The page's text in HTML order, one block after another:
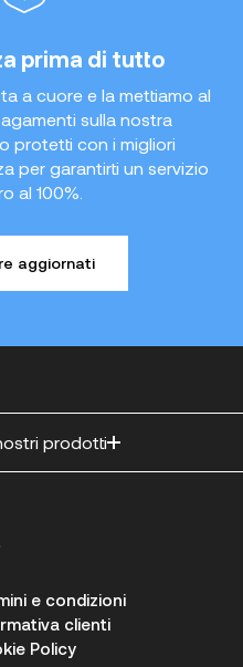
prima di tutto
a cuore e la mettiamo al
sulla nostra
protetti con i migliori
per garantirti un servizio
al 100%.
aggiornati
prodotti
e condizioni
clienti
Policy